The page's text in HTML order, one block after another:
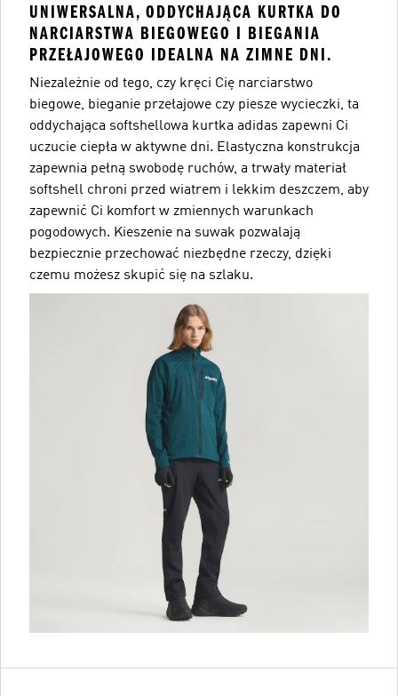
UNIWERSALNA, ODDYCHAJĄCA KURTKA DO
NARCIARSTWA BIEGOWEGO I BIEGANIA
PRZEŁAJOWEGO IDEALNA NA ZIMNE DNI.
Niezależnie od tego, czy kręci Cię narciarstwo
biegowe, bieganie przełajowe czy piesze wycieczki, ta
oddychająca softshellowa kurtka adidas zapewni Ci
uczucie ciepła w aktywne dni. Elastyczna konstrukcja
zapewnia pełną swobodę ruchów, a trwały materiał
softshell chroni przed wiatrem i lekkim deszczem, aby
zapewnić Ci komfort w zmiennych warunkach
pogodowych. Kieszenie na suwak pozwalają
bezpiecznie przechować niezbędne rzeczy, dzięki
czemu możesz skupić się na szlaku.